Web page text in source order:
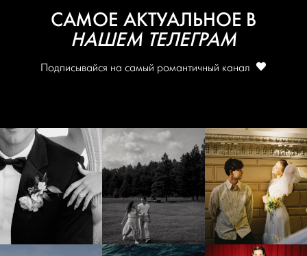
САМОЕ АКТУАЛЬНОЕ В
НАШЕМ ТЕЛЕГРАМ
Подписывайся на самый романтичный канал